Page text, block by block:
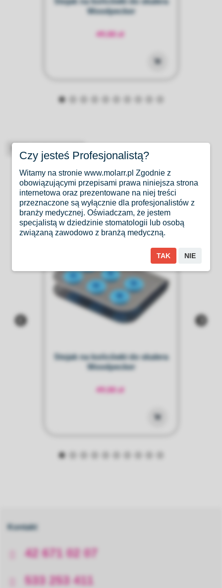
Woodpecker
49,00 zł
Produkty Podobne
Stojak na końcówki do skalera
Woodpecker
49,00 zł
Kontakt
42 671 02 07
533 253 411
Czy jesteś Profesjonalistą?
Witamy na stronie www.molarr.pl Zgodnie z
obowiązującymi przepisami prawa niniejsza strona
internetowa oraz prezentowane na niej treści
przeznaczone są wyłącznie dla profesjonalistów z
branży medycznej. Oświadczam, że jestem
specjalistą w dziedzinie stomatologii lub osobą
związaną zawodowo z branżą medyczną.
TAK NIE